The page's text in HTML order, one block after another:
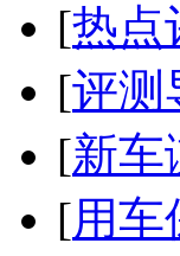
[热点
[评测
[新车
[用车